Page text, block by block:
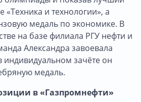
«Техника и технологии», а
медаль по экономике. В
на базе филиала РГУ нефти и
Александра завоевала
индивидуальном зачёте он
медаль.
в «Газпромнефти»